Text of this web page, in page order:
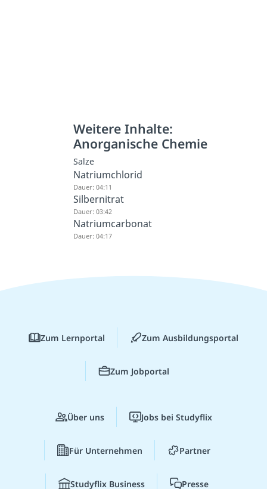
Weitere Inhalte:
Anorganische Chemie
Salze
Natriumchlorid
Dauer: 04:11
Silbernitrat
Dauer: 03:42
Natriumcarbonat
Dauer: 04:17
Zum Lernportal Zum Ausbildungsportal
Zum Jobportal
Über uns Jobs bei Studyflix
Für Unternehmen Partner
Studyflix Business Presse